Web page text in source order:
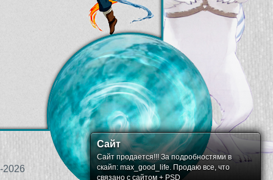
2026
Сайт
Сайт продается!!! За подробностями в
скайп: max_good_life. Продаю все, что
связано с сайтом + PSD